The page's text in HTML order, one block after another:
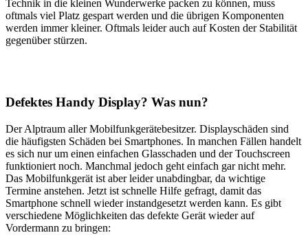
Technik in die kleinen Wunderwerke packen zu können, muss
oftmals viel Platz gespart werden und die übrigen Komponenten
werden immer kleiner. Oftmals leider auch auf Kosten der Stabilität
gegenüber stürzen.
Defektes Handy Display? Was nun?
Der Alptraum aller Mobilfunkgerätebesitzer. Displayschäden sind
die häufigsten Schäden bei Smartphones. In manchen Fällen handelt
es sich nur um einen einfachen Glasschaden und der Touchscreen
funktioniert noch. Manchmal jedoch geht einfach gar nicht mehr.
Das Mobilfunkgerät ist aber leider unabdingbar, da wichtige
Termine anstehen. Jetzt ist schnelle Hilfe gefragt, damit das
Smartphone schnell wieder instandgesetzt werden kann. Es gibt
verschiedene Möglichkeiten das defekte Gerät wieder auf
Vordermann zu bringen: